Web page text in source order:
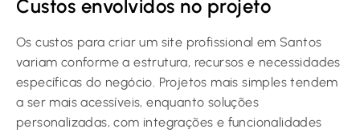
Custos envolvidos no projeto
Os custos para criar um site profissional em Santos
variam conforme a estrutura, recursos e necessidades
específicas do negócio. Projetos mais simples tendem
a ser mais acessíveis, enquanto soluções
personalizadas, com integrações e funcionalidades